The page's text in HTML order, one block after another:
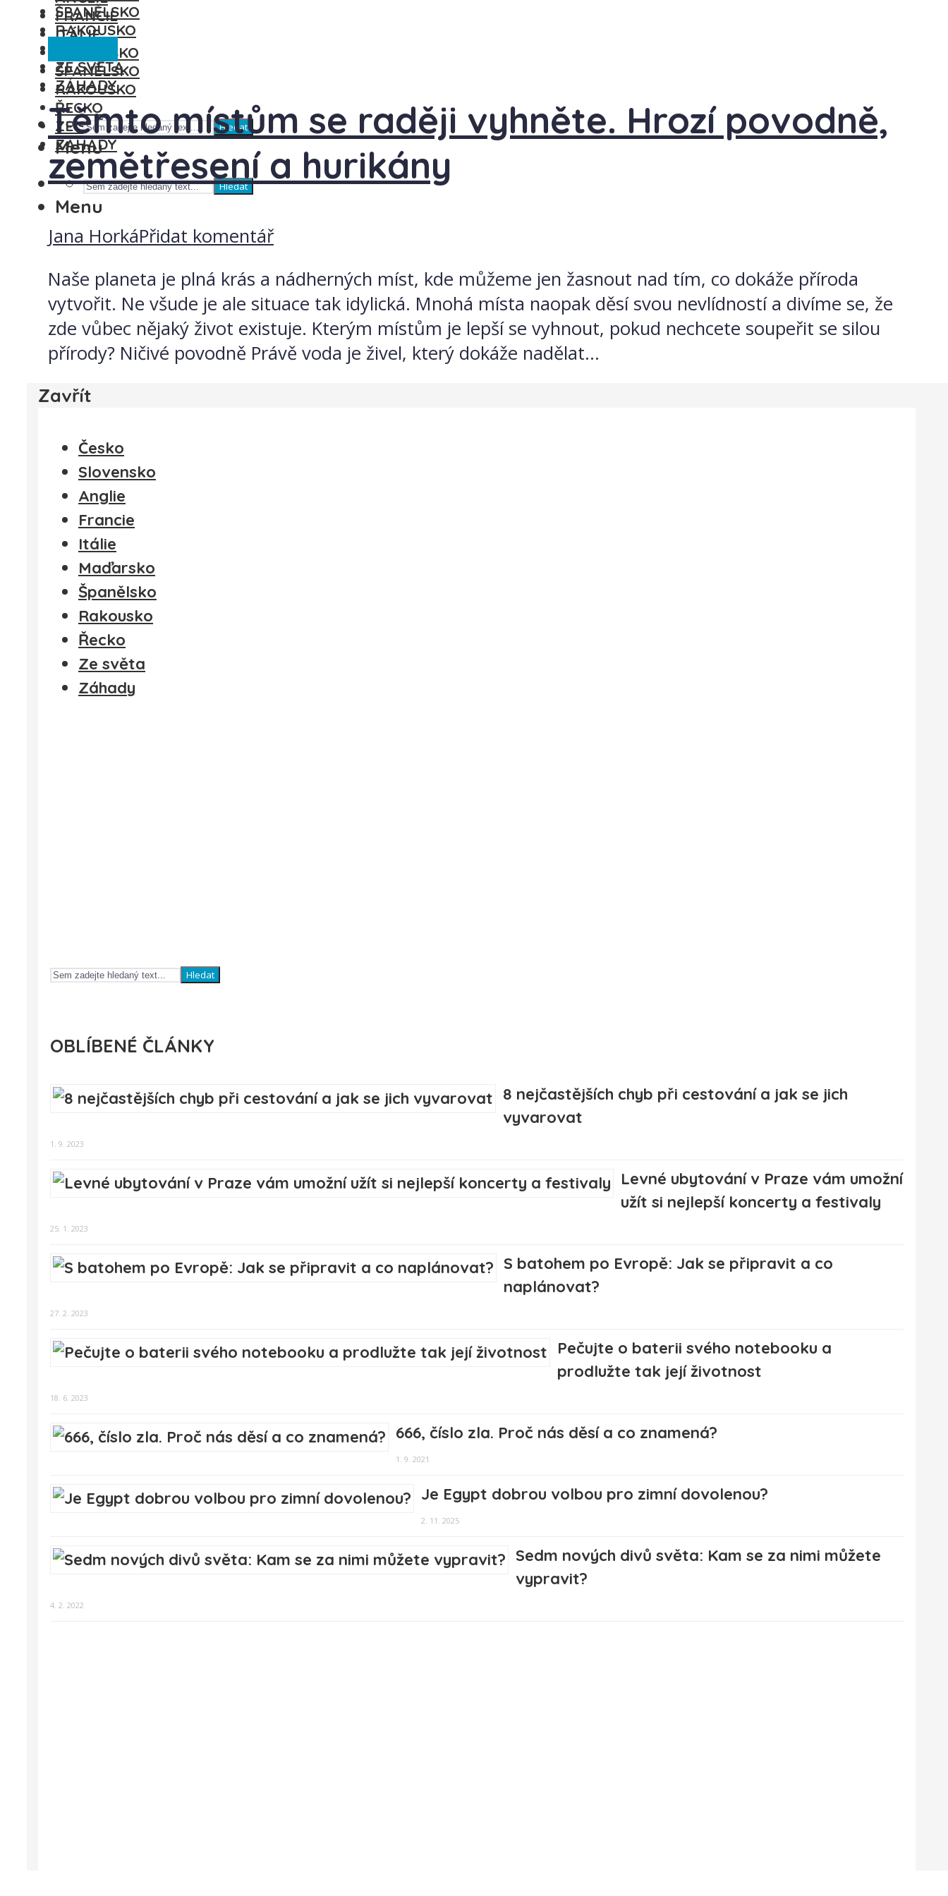
FRANCIE
ITÁLIE
MAĎARSKO
ŠPANĚLSKO
RAKOUSKO
ŘECKO
ZE SVĚTA
ZÁHADY
Hledat
Menu
ŠPANĚLSKO
RAKOUSKO
ZE SVĚTA
ZÁHADY
Hledat
Menu
Těmto místům se raději vyhněte. Hrozí povodně,
zemětřesení a hurikány
Jana HorkáPřidat komentář
Naše planeta je plná krás a nádherných míst, kde můžeme jen žasnout nad tím, co dokáže příroda
vytvořit. Ne všude je ale situace tak idylická. Mnohá místa naopak děsí svou nevlídností a divíme se, že
zde vůbec nějaký život existuje. Kterým místům je lepší se vyhnout, pokud nechcete soupeřit se silou
přírody? Ničivé povodně Právě voda je živel, který dokáže nadělat...
Zavřít
Česko
Slovensko
Anglie
Francie
Itálie
Maďarsko
Španělsko
Rakousko
Řecko
Ze světa
Záhady
Hledat
OBLÍBENÉ ČLÁNKY
8 nejčastějších chyb při cestování a jak se jich
vyvarovat
1. 9. 2023
Levné ubytování v Praze vám umožní
užít si nejlepší koncerty a festivaly
25. 1. 2023
S batohem po Evropě: Jak se připravit a co
naplánovat?
27. 2. 2023
Pečujte o baterii svého notebooku a
prodlužte tak její životnost
18. 6. 2023
666, číslo zla. Proč nás děsí a co znamená?
1. 9. 2021
Je Egypt dobrou volbou pro zimní dovolenou?
2. 11. 2025
Sedm nových divů světa: Kam se za nimi můžete
vypravit?
4. 2. 2022